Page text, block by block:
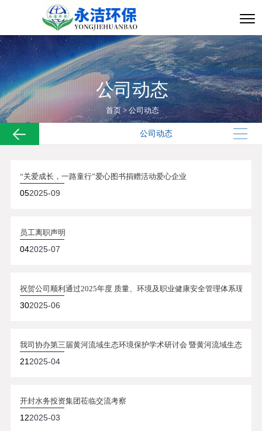
公司动态
首页> 公司动态
公司动态
“关爱成长，一路童行”爱心图书捐赠活动爱心企业
052025-09
员工离职声明
042025-07
祝贺公司顺利通过2025年度 质量、环境及职业健康安全管理体系现场审
302025-06
我司协办第三届黄河流域生态环境保护学术研讨会 暨黄河流域生态环境
21 2025-04
开封水务投资集团莅临交流考察
122025-03